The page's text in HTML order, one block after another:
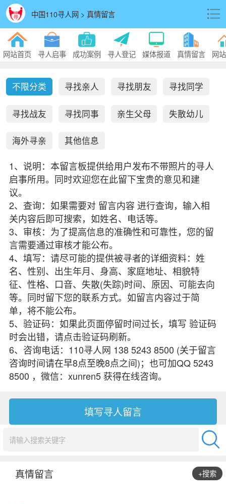
中国110寻人网 > 真情留言
网站首页 寻人启事 成功案例 寻人登记 媒体报道 真情留言 网
不限分类 寻找亲人 寻找朋友 寻找同学
寻找战友 寻找同事 亲生父母 失散幼儿
海外寻亲 其他信息
1、说明：本留言板提供给用户发布不带照片的寻人
启事所用。同时欢迎您在此留下宝贵的意见和建
议。
2、查询：如果需要对 留言内容 进行查询，输入相
关内容后即可搜索，如姓名、电话等。
3、审核：为了提高信息的准确性和可靠性，您的留
言需要通过审核才能公布。
4、填写：请尽可能的提供被寻者的详细资料：姓
名、性别、出生年月、身高、家庭地址、相貌特
征、性格、口音、失散(失踪)时间、原因、可能去向
等。同时留下您的联系方式。如留言内容过于简
单，将不能公布。
5、验证码：如果此页面停留时间过长，填写 验证码
时会出错，请点击验证码刷新。
6、咨询电话：110寻人网 138 5243 8500 (关于留言
咨询时间请在早8点至晚8点之间)；也可加QQ 5243
8500 ，微信：xunren5 获得在线咨询。
+搜索
真情留言